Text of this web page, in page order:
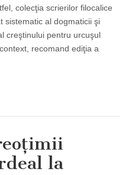
colecţia scrierilor filocalice
sistematic al dogmaticii şi
creştinului pentru urcuşul
recomand ediţia a
la